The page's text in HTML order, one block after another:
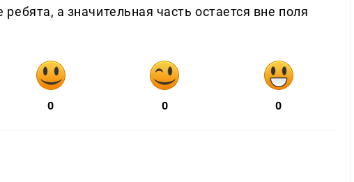
а значительная часть остается вне поля
0 0 0